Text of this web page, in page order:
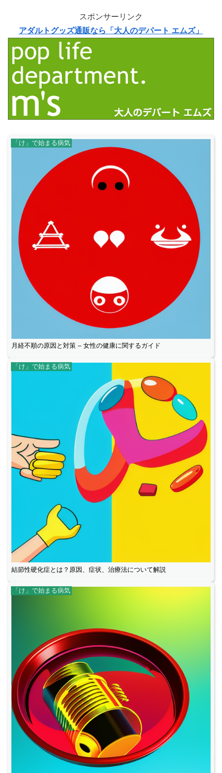
スポンサーリンク
アダルトグッズ通販なら「大人のデパート エムズ」
「け」で始まる病気
月経不順の原因と対策 – 女性の健康に関するガイド
「け」で始まる病気
結節性硬化症とは？原因、症状、治療法について解説
「け」で始まる病気